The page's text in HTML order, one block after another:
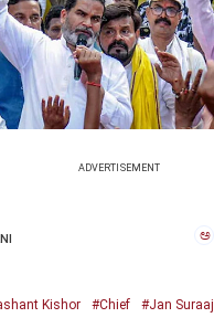
ADVERTISEMENT
ಅ
Kishor #Chief #Jan Suraaj